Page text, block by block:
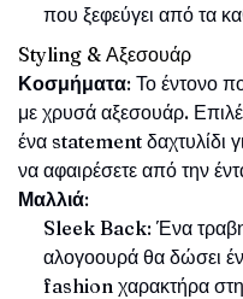
που ξεφεύγει από τα
Styling & Αξεσουάρ
Κοσμήματα: Το έντονο
με χρυσά αξεσουάρ.
ένα statement δαχτυλίδι
να αφαιρέσετε από την
Μαλλιά:
Sleek Back: Ένα
αλογοουρά θα δώσει
fashion χαρακτήρα